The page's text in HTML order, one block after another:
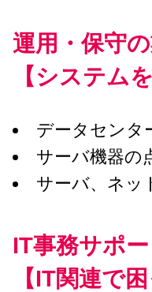
運用・保守
【システム
データセンタ
サーバ機器の
サーバ、ネッ
IT事務サポ
【IT関連で